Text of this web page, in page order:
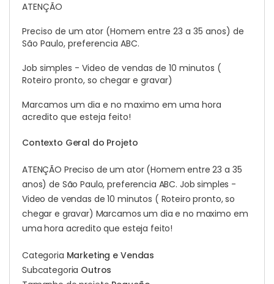
ATENÇÃO
Preciso de um ator (Homem entre 23 a 35 anos) de
São Paulo, preferencia ABC.
Job simples - Video de vendas de 10 minutos (
Roteiro pronto, so chegar e gravar)
Marcamos um dia e no maximo em uma hora
acredito que esteja feito!
Contexto Geral do Projeto
ATENÇÃO Preciso de um ator (Homem entre 23 a 35
anos) de São Paulo, preferencia ABC. Job simples -
Video de vendas de 10 minutos ( Roteiro pronto, so
chegar e gravar) Marcamos um dia e no maximo em
uma hora acredito que esteja feito!
Categoria Marketing e Vendas
Subcategoria Outros